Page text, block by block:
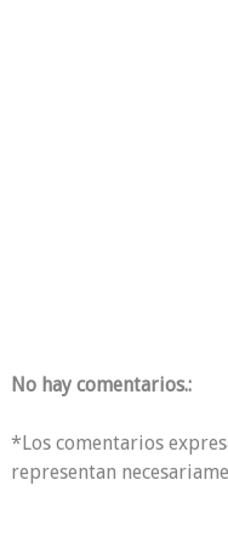
No hay comentarios.:
*Los comentarios
representan